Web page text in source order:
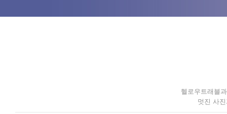
헬로우트래블
멋진 사